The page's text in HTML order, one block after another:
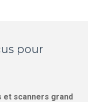
pour
et scanners grand